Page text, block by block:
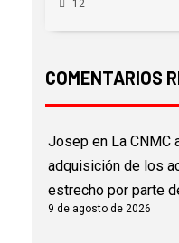
12
COMENTARIOS
Josep en La CNMC
adquisición de los
estrecho por parte
9 de agosto de 2026